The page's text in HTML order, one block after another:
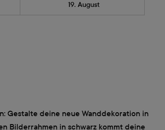
19. August
Gestalte deine neue Wanddekoration in
Bilderrahmen in schwarz kommt deine